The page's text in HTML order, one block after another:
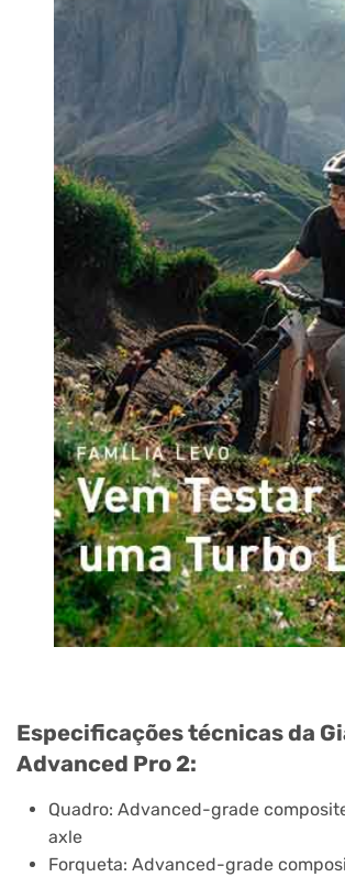
Especificações técnicas da
Advanced Pro 2:
Quadro: Advanced-grade
axle
Forqueta: Advanced-grade